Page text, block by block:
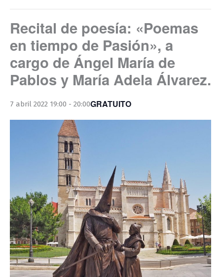
Recital de poesía: «Poemas
en tiempo de Pasión», a
cargo de Ángel María de
Pablos y María Adela Álvarez.
7 abril 2022 19:00 - 20:00GRATUITO